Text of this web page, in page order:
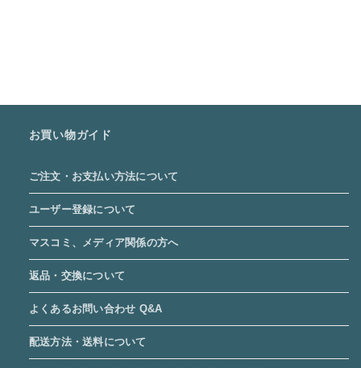
お買い物ガイド
ご注文・お支払い方法について
ユーザー登録について
マスコミ、メディア関係の方へ
返品・交換について
よくあるお問い合わせ Q&A
配送方法・送料について